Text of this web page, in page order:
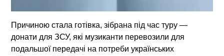
Причиною стала готівка, зібрана під час туру —
донати для ЗСУ, які музиканти перевозили для
подальшої передачі на потреби українських